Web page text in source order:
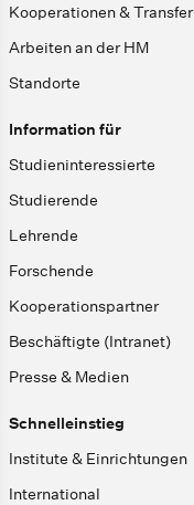
Kooperationen & Transfer
Arbeiten an der HM
Standorte
Information für
Studieninteressierte
Studierende
Lehrende
Forschende
Kooperationspartner
Beschäftigte (Intranet)
Presse & Medien
Schnelleinstieg
Institute & Einrichtungen
International